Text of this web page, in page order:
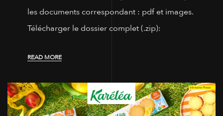
les documents correspondant : pdf et images.
Télécharger le dossier complet (.zip):
READ MORE